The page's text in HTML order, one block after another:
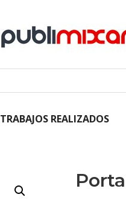
TRABAJOS REALIZADOS